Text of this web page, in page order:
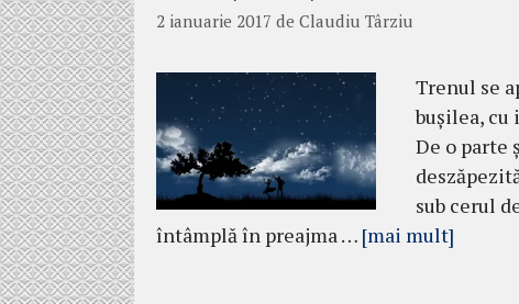
2 ianuarie 2017 de Claudiu Târziu
Trenul se
buşilea,
De o parte
sub cerul
întâmplă în preajma … [mai mult]